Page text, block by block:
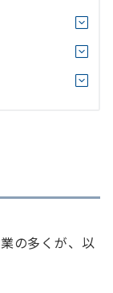
の多くが、以